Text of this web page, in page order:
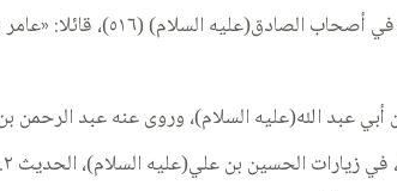
(٥١٦)، قائلا: «عامر بن عبد الله بن جذاعة الأزدي: عربي، كوفي».
عبد الله(عليه السلام)، وروى عنه عبد الرحمن